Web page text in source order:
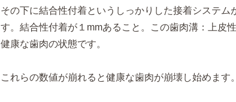
その下に結合性付着というしっかりした接着システ
す。結合性付着が１mmあること。この歯肉溝：上皮
健康な歯肉の状態です。
これらの数値が崩れると健康な歯肉が崩壊し始めます。